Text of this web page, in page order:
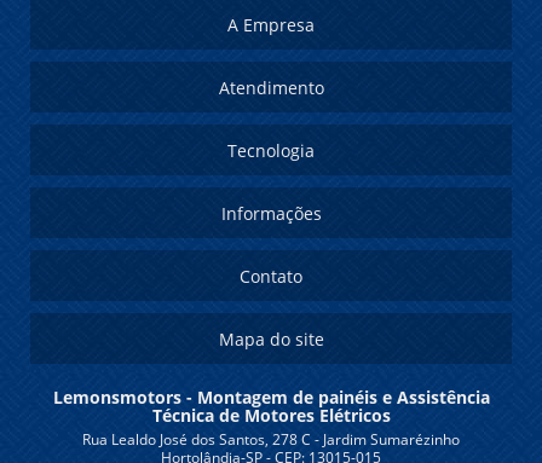
A Empresa
Atendimento
Tecnologia
Informações
Contato
Mapa do site
Lemonsmotors - Montagem de painéis e Assistência
Técnica de Motores Elétricos
Rua Lealdo José dos Santos, 278 C - Jardim Sumarézinho
Hortolândia-SP - CEP: 13015-015